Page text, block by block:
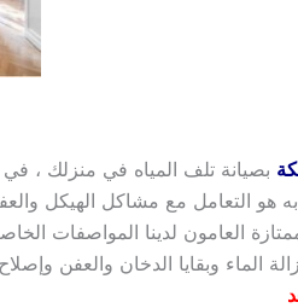
بصيانة تلف المياه في منزلك ،
به هو التعامل مع مشاكل الهيكل
العامون لدينا المواصفات
الماء وبقايا الدخان والعفن